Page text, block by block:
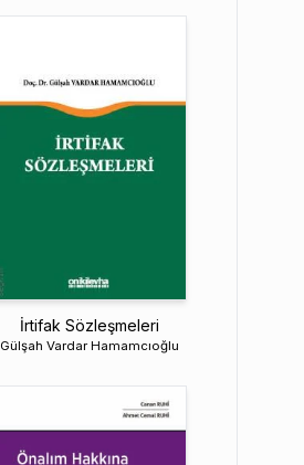
İrtifak Sözleşmeleri
Gülşah Vardar Hamamcıoğlu